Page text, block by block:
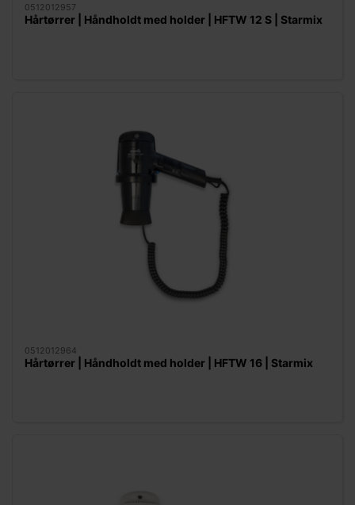
0512012957
Hårtørrer | Håndholdt med holder | HFTW 12 S | Starmix
0512012964
Hårtørrer | Håndholdt med holder | HFTW 16 | Starmix